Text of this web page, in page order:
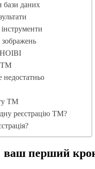
бази даних
зображень
ТМ
ТМ
реєстрацію ТМ?
перший крок